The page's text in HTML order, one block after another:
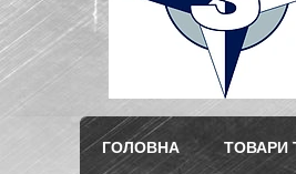
ГОЛОВНА ТОВАРИ